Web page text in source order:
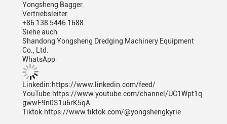
Yongsheng Bagger.
Vertriebsleiter
+86 138 5446 1688
Siehe auch:
Shandong Yongsheng Dredging Machinery Equipment
Co., Ltd.
WhatsApp
Linkedin:https://www.linkedin.com/feed/
YouTube:https://www.youtube.com/channel/UC1Wpt1q
gwwF9n0S1u6rK5qA
Tiktok:https://www.tiktok.com/@yongshengkyrie